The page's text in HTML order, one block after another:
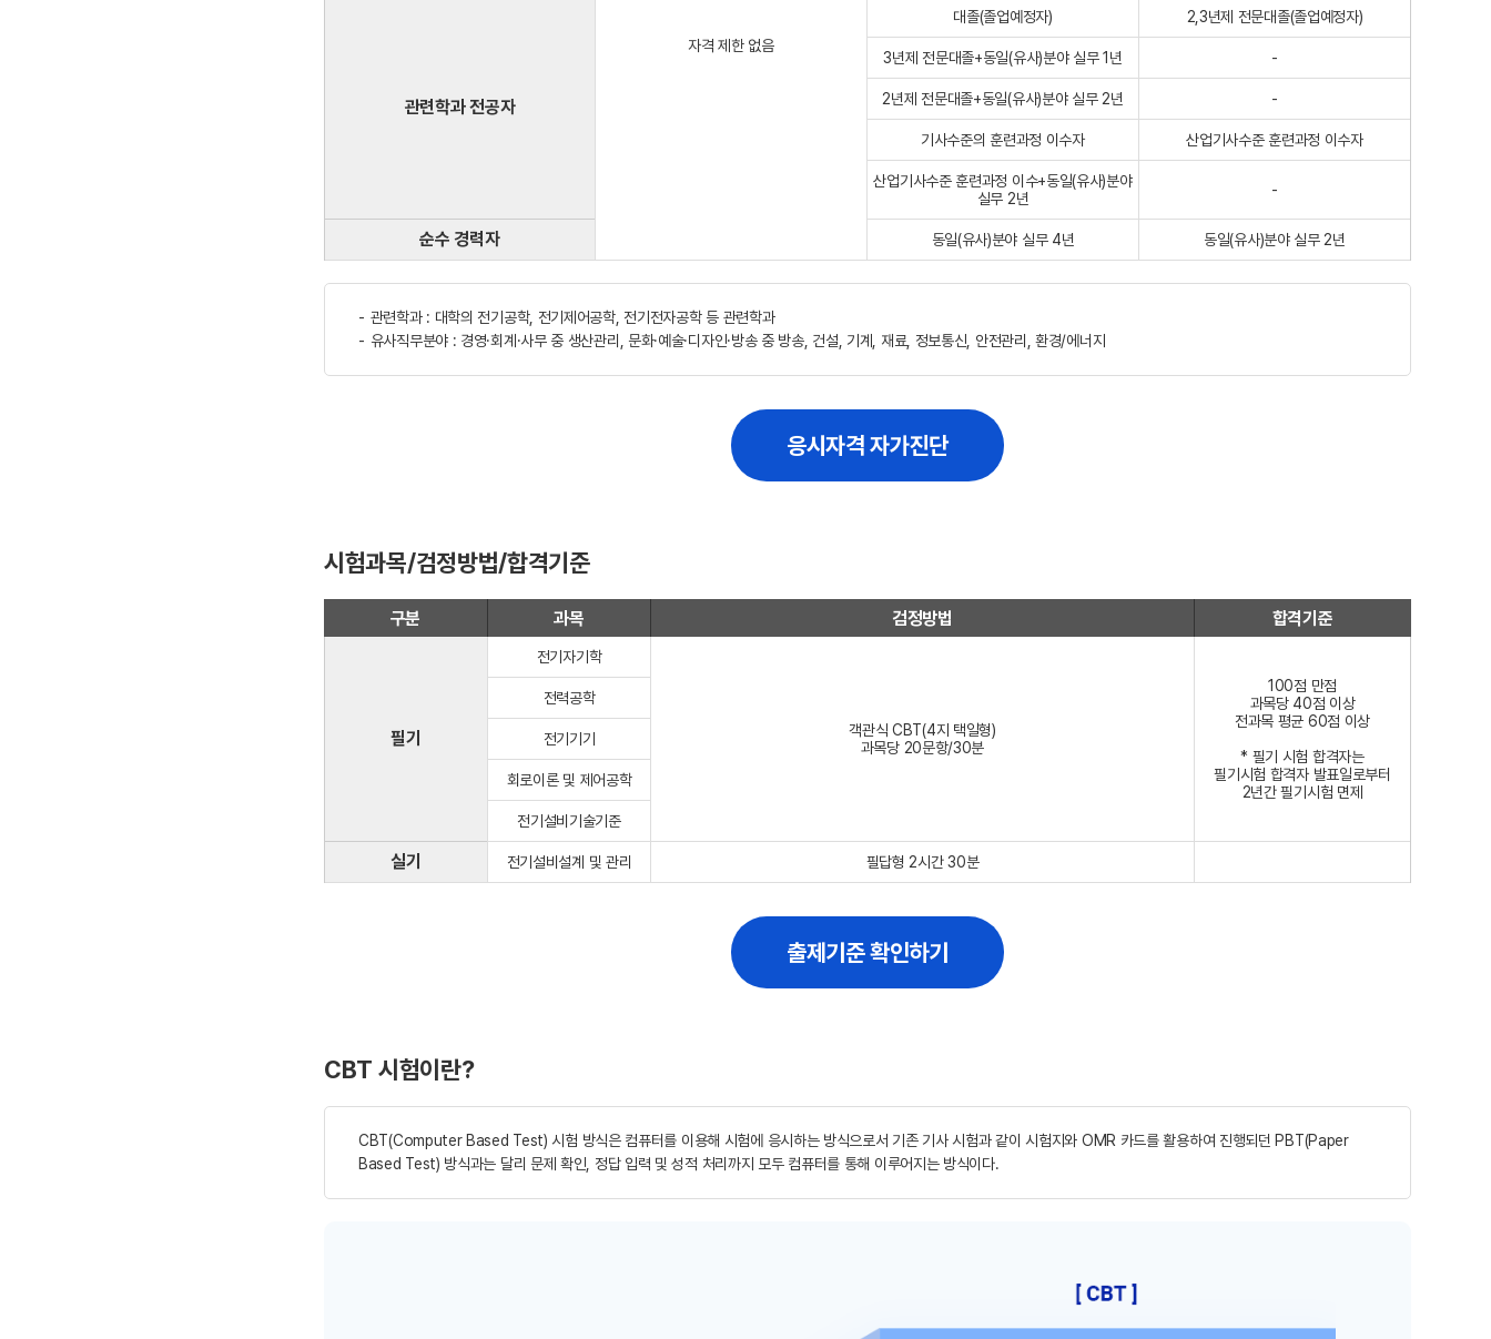
자격 제한 없음
관련학과 전공자
대졸(졸업예정자) 2,3년제 전문대졸(졸업예정자)
3년제 전문대졸+동일(유사)분야 실무 1년 -
2년제 전문대졸+동일(유사)분야 실무 2년 -
기사수준의 훈련과정 이수자 산업기사수준 훈련과정 이수자
산업기사수준 훈련과정 이수+동일(유사)분야
실무 2년
-
순수 경력자 동일(유사)분야 실무 4년 동일(유사)분야 실무 2년
관련학과 : 대학의 전기공학, 전기제어공학, 전기전자공학 등 관련학과
유사직무분야 : 경영·회계·사무 중 생산관리, 문화·예술·디자인·방송 중 방송, 건설, 기계, 재료, 정보통신, 안전관리, 환경/에너지
응시자격 자가진단
시험과목/검정방법/합격기준
구분 과목 검정방법 합격기준
필기
전기자기학
객관식 CBT(4지 택일형)
과목당 20문항/30분
100점 만점
과목당 40점 이상
전과목 평균 60점 이상
* 필기 시험 합격자는
필기시험 합격자 발표일로부터
2년간 필기시험 면제
전력공학
전기기기
회로이론 및 제어공학
전기설비기술기준
실기 전기설비설계 및 관리 필답형 2시간 30분
출제기준 확인하기
CBT 시험이란?
CBT(Computer Based Test) 시험 방식은 컴퓨터를 이용해 시험에 응시하는 방식으로서 기존 기사 시험과 같이 시험지와 OMR 카드를 활용하여 진행되던 PBT(Paper
Based Test) 방식과는 달리 문제 확인, 정답 입력 및 성적 처리까지 모두 컴퓨터를 통해 이루어지는 방식이다.